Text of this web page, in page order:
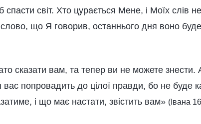
світ. Хто цурається Мене, і Моїх слів
що Я говорив, останнього дня воно
сказати вам, та тепер ви не можете знести.
вас попровадить до цілої правди, бо не буде
і що має настати, звістить вам» (Івана